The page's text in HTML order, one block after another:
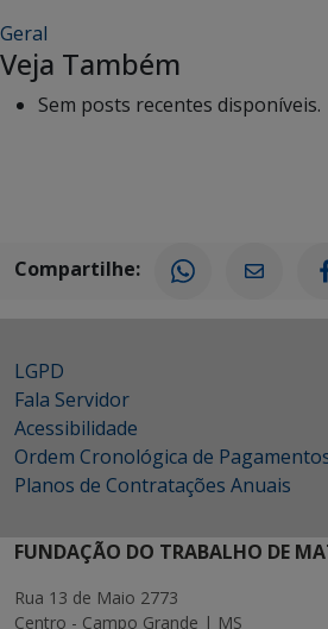
Geral
Veja Também
Sem posts recentes disponíveis.
Compartilhe:
LGPD
Fala Servidor
Acessibilidade
Ordem Cronológica de
Planos de Contratações Anuais
FUNDAÇÃO DO TRABALHO DE
Rua 13 de Maio 2773
Centro - Campo Grande | MS